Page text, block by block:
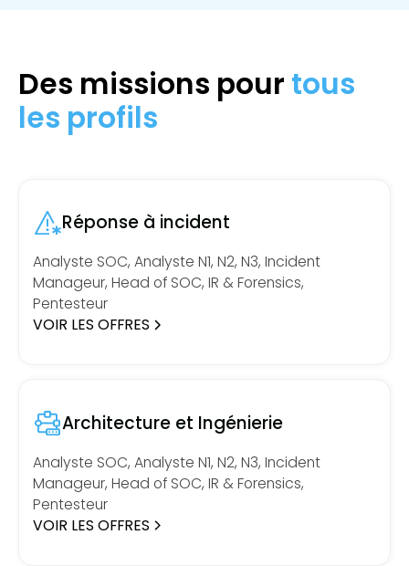
Des missions pour tous
les profils
Réponse à incident
Analyste SOC, Analyste N1, N2, N3, Incident
Manageur, Head of SOC, IR & Forensics,
Pentesteur
VOIR LES OFFRES
Architecture et Ingénierie
Analyste SOC, Analyste N1, N2, N3, Incident
Manageur, Head of SOC, IR & Forensics,
Pentesteur
VOIR LES OFFRES